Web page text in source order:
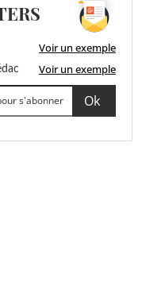
Voir un exemple
Voir un exemple